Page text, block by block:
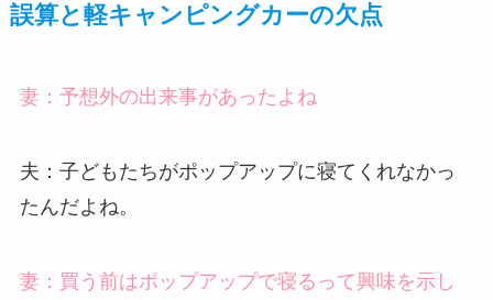
誤算と軽キャンピングカーの欠点
妻：予想外の出来事があったよね
夫：子どもたちがポップアップに寝てくれなかっ
たんだよね。
妻：買う前はポップアップで寝るって興味を示し